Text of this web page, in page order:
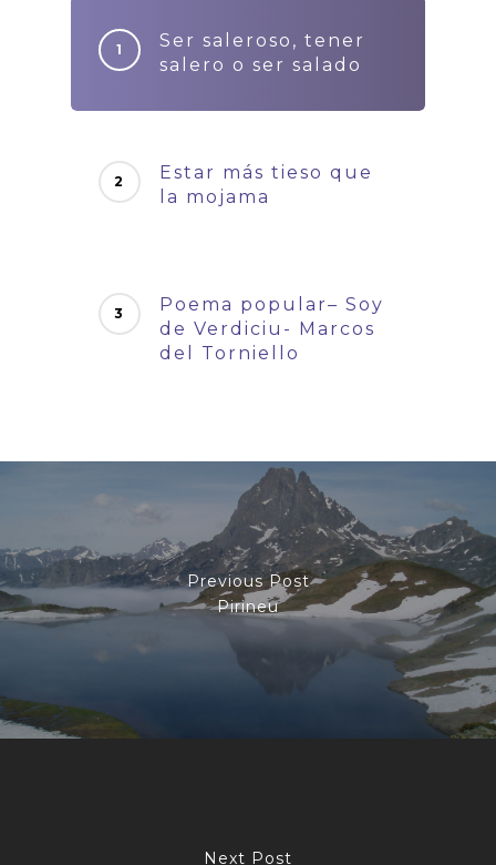
Ser saleroso, tener
salero o ser salado
Estar más tieso que
la mojama
Poema popular– Soy
de Verdiciu- Marcos
del Torniello
Previous Post
Pirineu
Next Post